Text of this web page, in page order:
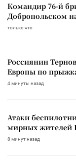
Командир 76-й
Добропольском
только что
Россиянин
Европы по
4 минуты назад
Атаки
мирных жителей
8 минут назад